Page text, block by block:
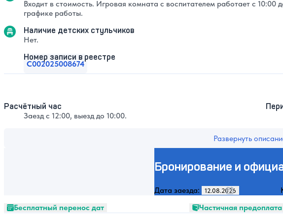
Входит в стоимость. Игровая комната с воспитателем работает с
графике работы.
Наличие детских стульчиков
Нет.
Номер записи в реестре
С002025008674
Расчётный час
Заезд с 12:00, выезд до 10:00.
Развернуть
Бронирование и
Дата заезда:
Бесплатный перенос дат
Частичная предоплата